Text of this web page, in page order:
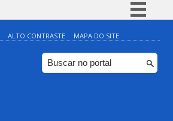
Simplifique!
Comunica BR
Participe
ALTO CONTRASTE MAPA DO SITE